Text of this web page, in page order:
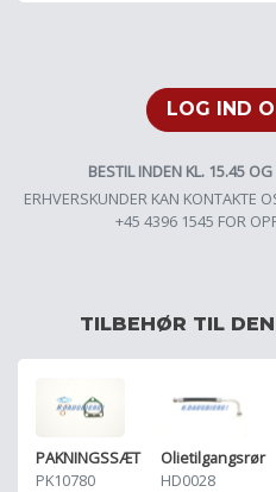
LOG IND
BESTIL INDEN KL. 15.45
ERHVERSKUNDER KAN KONTAKTE
+45 4396 1545 FOR
TILBEHØR TIL
PAKNINGSSÆT
PK10780
Olietilgangsrør
HD0028